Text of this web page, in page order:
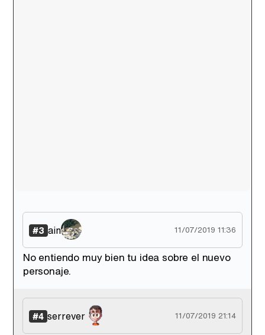
#3 ain 11/07/2019 11:36
No entiendo muy bien tu idea sobre el nuevo
personaje.
#4 serrever 11/07/2019 21:14